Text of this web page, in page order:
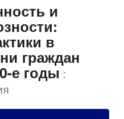
и
в
граждан
е годы :